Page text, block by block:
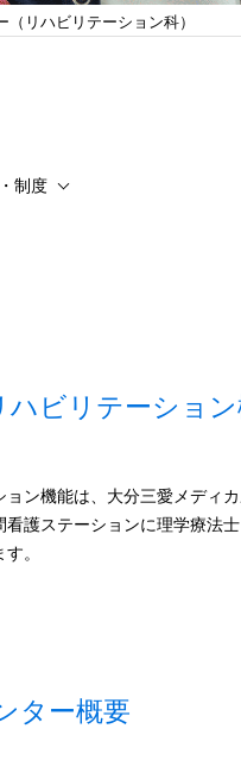
リハビリテーション科）
制度
ハビリテーショ
ン機能は、大分三愛メディ
護ステーションに理学療
。
ター概要